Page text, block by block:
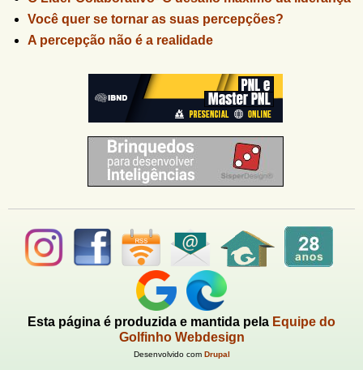
Você quer se tornar as suas percepções?
A percepção não é a realidade
Esta página é produzida e mantida pela Equipe do
Golfinho Webdesign
Desenvolvido com Drupal